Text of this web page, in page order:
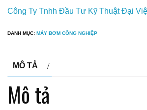
Công Ty Tnhh Đầu Tư Kỹ Thuật Đại
DANH MỤC: MÁY BƠM CÔNG NGHIỆP
MÔ TẢ
Mô tả